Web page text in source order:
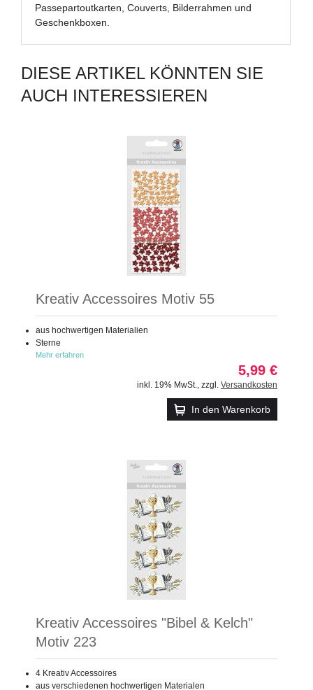
Passepartoutkarten, Couverts, Bilderrahmen und
Geschenkboxen.
DIESE ARTIKEL KÖNNTEN SIE
AUCH INTERESSIEREN
Kreativ Accessoires Motiv 55
aus hochwertigen Materialien
Sterne
Mehr erfahren
5,99 €
inkl. 19% MwSt. zzgl. Versandkosten
In den Warenkorb
Kreativ Accessoires "Bibel & Kelch"
Motiv 223
4 Kreativ Accessoires
aus verschiedenen hochwertigen Materialen